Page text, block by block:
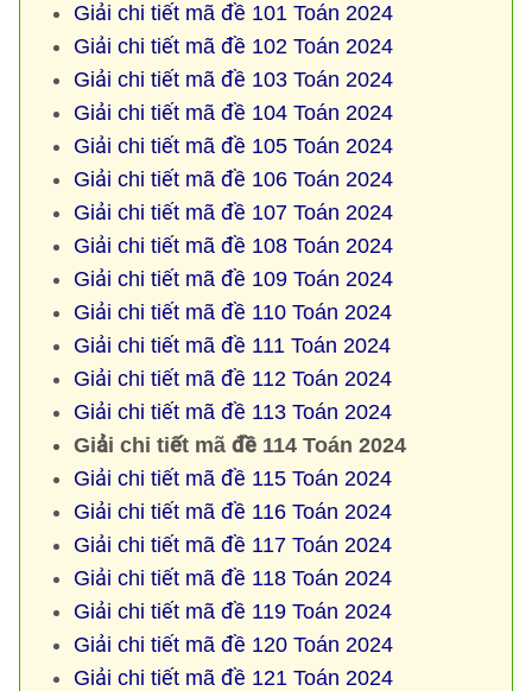
Giải chi tiết mã đề 101 Toán 2024
Giải chi tiết mã đề 102 Toán 2024
Giải chi tiết mã đề 103 Toán 2024
Giải chi tiết mã đề 104 Toán 2024
Giải chi tiết mã đề 105 Toán 2024
Giải chi tiết mã đề 106 Toán 2024
Giải chi tiết mã đề 107 Toán 2024
Giải chi tiết mã đề 108 Toán 2024
Giải chi tiết mã đề 109 Toán 2024
Giải chi tiết mã đề 110 Toán 2024
Giải chi tiết mã đề 111 Toán 2024
Giải chi tiết mã đề 112 Toán 2024
Giải chi tiết mã đề 113 Toán 2024
Giải chi tiết mã đề 114 Toán 2024
Giải chi tiết mã đề 115 Toán 2024
Giải chi tiết mã đề 116 Toán 2024
Giải chi tiết mã đề 117 Toán 2024
Giải chi tiết mã đề 118 Toán 2024
Giải chi tiết mã đề 119 Toán 2024
Giải chi tiết mã đề 120 Toán 2024
Giải chi tiết mã đề 121 Toán 2024